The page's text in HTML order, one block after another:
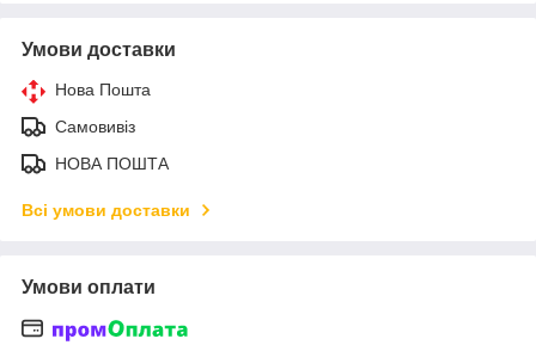
Умови доставки
Нова Пошта
Самовивіз
НОВА ПОШТА
Всі умови доставки
Умови оплати